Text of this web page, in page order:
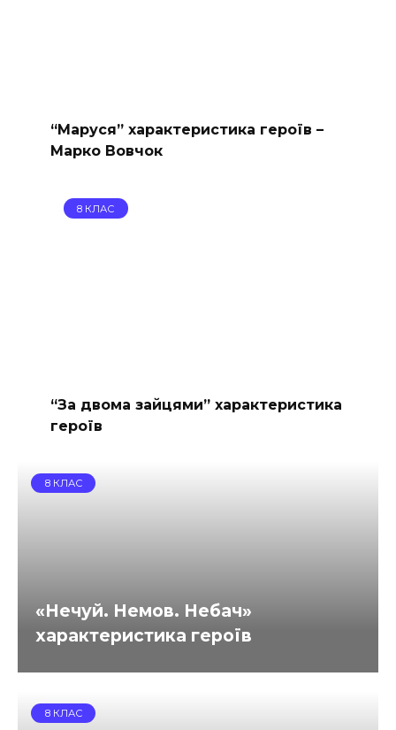
“Маруся” характеристика героїв –
Марко Вовчок
8 КЛАС
“За двома зайцями” характеристика
героїв
8 КЛАС
«Нечуй. Немов. Небач»
характеристика героїв
8 КЛАС